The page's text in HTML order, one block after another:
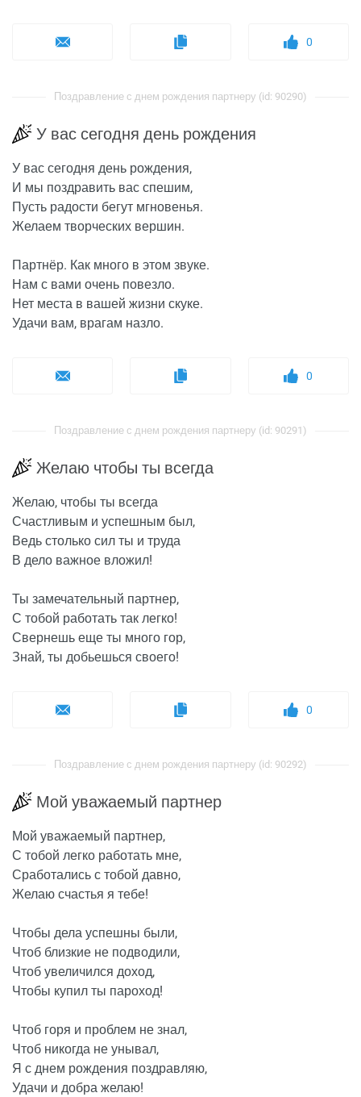
0
Поздравление с днем рождения партнеру (id: 90290)
У вас сегодня день рождения
У вас сегодня день рождения,
И мы поздравить вас спешим,
Пусть радости бегут мгновенья.
Желаем творческих вершин.
Партнёр. Как много в этом звуке.
Нам с вами очень повезло.
Нет места в вашей жизни скуке.
Удачи вам, врагам назло.
0
Поздравление с днем рождения партнеру (id: 90291)
Желаю чтобы ты всегда
Желаю, чтобы ты всегда
Счастливым и успешным был,
Ведь столько сил ты и труда
В дело важное вложил!
Ты замечательный партнер,
С тобой работать так легко!
Свернешь еще ты много гор,
Знай, ты добьешься своего!
0
Поздравление с днем рождения партнеру (id: 90292)
Мой уважаемый партнер
Мой уважаемый партнер,
С тобой легко работать мне,
Сработались с тобой давно,
Желаю счастья я тебе!
Чтобы дела успешны были,
Чтоб близкие не подводили,
Чтоб увеличился доход,
Чтобы купил ты пароход!
Чтоб горя и проблем не знал,
Чтоб никогда не унывал,
Я с днем рождения поздравляю,
Удачи и добра желаю!